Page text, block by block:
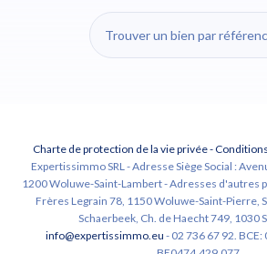
Charte de protection de la vie privée-
Expertissimmo SRL - Adresse Siège Social :
1200 Woluwe-Saint-Lambert - Adresses d'autres
Frères Legrain 78, 1150 Woluwe-Saint-Pierre,
Schaerbeek, Ch. de Haecht 749, 1030
info@expertissimmo.eu - 02 736 67 92.